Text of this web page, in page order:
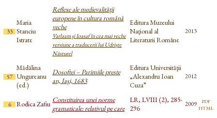
33
Maria
Stanciu
Istrate
Reflexe ale medievalității
europene în cultura română
veche
Varlaam şi Ioasaf în cea mai veche
versiune a traducerii lui Udriște
Năsturel
Editura Muzeului
Național al
Literaturii Române
2013
57
Mădălina
Ungureanu
(ed.)
Dosoftei – Parimiile preste
an, Iaşi, 1683
Editura Universităţii
„Alexandru Ioan
Cuza”
2012
6 Rodica Zafiu Constituirea unei norme
gramaticale: relativul pe care
LR, LVIII (2), 285-
296
2009 pdf
html